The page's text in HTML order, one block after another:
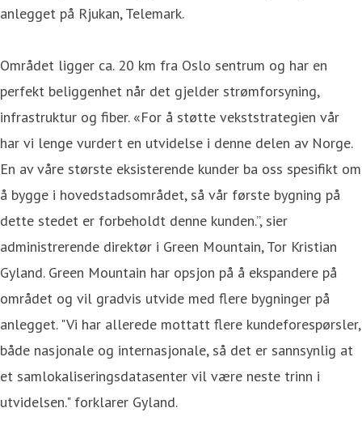
anlegget på Rjukan, Telemark.
Området ligger ca. 20 km fra Oslo sentrum og har en
perfekt beliggenhet når det gjelder strømforsyning,
infrastruktur og fiber. «For å støtte vekststrategien vår
har vi lenge vurdert en utvidelse i denne delen av Norge.
En av våre største eksisterende kunder ba oss spesifikt om
å bygge i hovedstadsområdet, så vår første bygning på
dette stedet er forbeholdt denne kunden.”, sier
administrerende direktør i Green Mountain, Tor Kristian
Gyland. Green Mountain har opsjon på å ekspandere på
området og vil gradvis utvide med flere bygninger på
anlegget. "Vi har allerede mottatt flere kundeforespørsler,
både nasjonale og internasjonale, så det er sannsynlig at
et samlokaliseringsdatasenter vil være neste trinn i
utvidelsen." forklarer Gyland.